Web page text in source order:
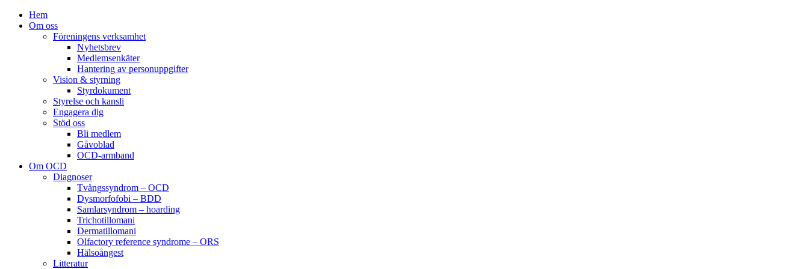
Hem
Om oss
Föreningens verksamhet
Nyhetsbrev
Medlemsenkäter
Hantering av personuppgifter
Vision & styrning
Styrdokument
Styrelse och kansli
Engagera dig
Stöd oss
Bli medlem
Gåvoblad
OCD-armband
Om OCD
Diagnoser
Tvångssyndrom – OCD
Dysmorfofobi – BDD
Samlarsyndrom – hoarding
Trichotillomani
Dermatillomani
Olfactory reference syndrome – ORS
Hälsoångest
Litteratur